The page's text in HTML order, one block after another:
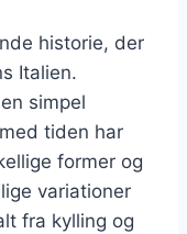
historie, der
Italien.
simpel
tiden har
former og
variationer
fra kylling og